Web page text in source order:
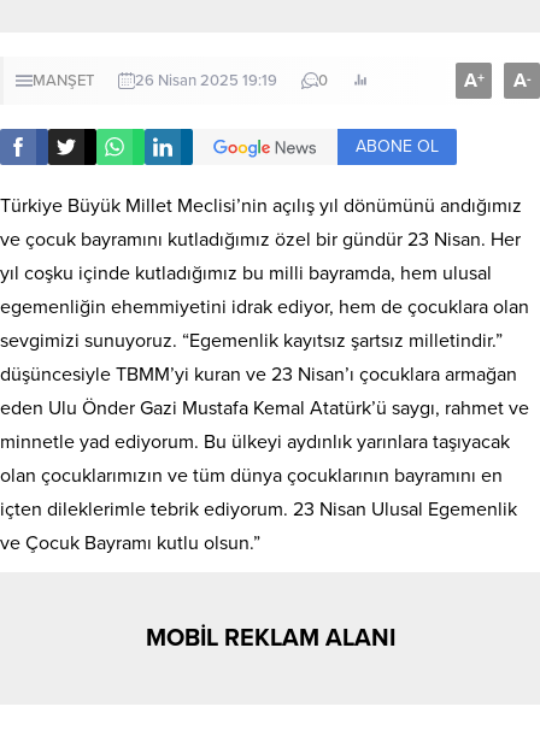
MANŞET 26 Nisan 2025 19:19 0 A+ A-
ABONE OL
Türkiye Büyük Millet Meclisi’nin açılış yıl dönümünü andığımız
ve çocuk bayramını kutladığımız özel bir gündür 23 Nisan. Her
yıl coşku içinde kutladığımız bu milli bayramda, hem ulusal
egemenliğin ehemmiyetini idrak ediyor, hem de çocuklara olan
sevgimizi sunuyoruz. “Egemenlik kayıtsız şartsız milletindir.”
düşüncesiyle TBMM’yi kuran ve 23 Nisan’ı çocuklara armağan
eden Ulu Önder Gazi Mustafa Kemal Atatürk’ü saygı, rahmet ve
minnetle yad ediyorum. Bu ülkeyi aydınlık yarınlara taşıyacak
olan çocuklarımızın ve tüm dünya çocuklarının bayramını en
içten dileklerimle tebrik ediyorum. 23 Nisan Ulusal Egemenlik
ve Çocuk Bayramı kutlu olsun.”
MOBİL REKLAM ALANI